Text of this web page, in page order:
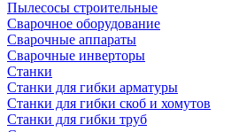
Пылесосы строительные
Сварочное оборудование
Сварочные аппараты
Сварочные инверторы
Станки
Станки для гибки арматуры
Станки для гибки скоб и хомутов
Станки для гибки труб